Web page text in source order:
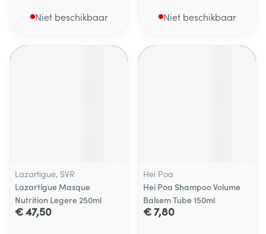
Niet beschikbaar Niet beschikbaar
Lazartigue, SVR
Lazartigue Masque
Nutrition Legere 250ml
€ 47,50
Hei Poa
Hei Poa Shampoo Volume
Balsem Tube 150ml
€ 7,80